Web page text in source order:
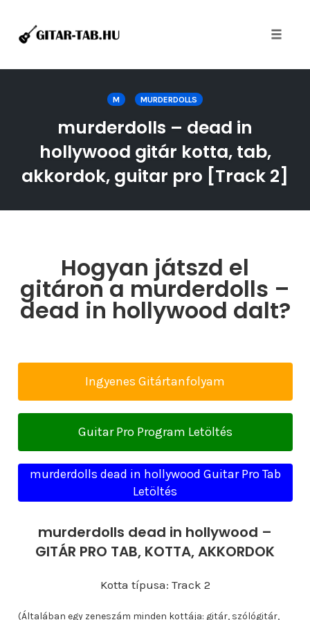
M MURDERDOLLS
murderdolls – dead in
hollywood gitár kotta, tab,
akkordok, guitar pro [Track 2]
Hogyan játszd el
gitáron a murderdolls –
dead in hollywood dalt?
Ingyenes Gitártanfolyam
Guitar Pro Program Letöltés
murderdolls dead in hollywood Guitar Pro Tab
Letöltés
murderdolls dead in hollywood –
GITÁR PRO TAB, KOTTA, AKKORDOK
Kotta típusa: Track 2
(Általában egy zeneszám minden kottája: gitár, szólógitár,